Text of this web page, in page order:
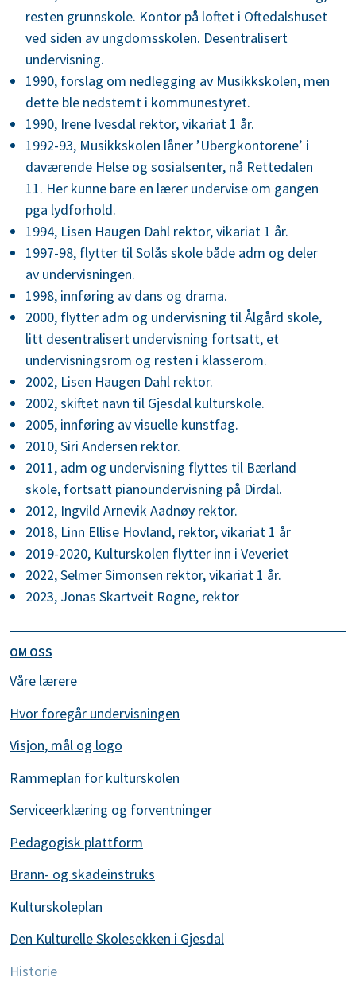
resten grunnskole. Kontor på loftet i Oftedalshuset
ved siden av ungdomsskolen. Desentralisert
undervisning.
1990, forslag om nedlegging av Musikkskolen, men
dette ble nedstemt i kommunestyret.
1990, Irene Ivesdal rektor, vikariat 1 år.
1992-93, Musikkskolen låner ’Ubergkontorene’ i
daværende Helse og sosialsenter, nå Rettedalen
11. Her kunne bare en lærer undervise om gangen
pga lydforhold.
1994, Lisen Haugen Dahl rektor, vikariat 1 år.
1997-98, flytter til Solås skole både adm og deler
av undervisningen.
1998, innføring av dans og drama.
2000, flytter adm og undervisning til Ålgård skole,
litt desentralisert undervisning fortsatt, et
undervisningsrom og resten i klasserom.
2002, Lisen Haugen Dahl rektor.
2002, skiftet navn til Gjesdal kulturskole.
2005, innføring av visuelle kunstfag.
2010, Siri Andersen rektor.
2011, adm og undervisning flyttes til Bærland
skole, fortsatt pianoundervisning på Dirdal.
2012, Ingvild Arnevik Aadnøy rektor.
2018, Linn Ellise Hovland, rektor, vikariat 1 år
2019-2020, Kulturskolen flytter inn i Veveriet
2022, Selmer Simonsen rektor, vikariat 1 år.
2023, Jonas Skartveit Rogne, rektor
OM OSS
Våre lærere
Hvor foregår undervisningen
Visjon, mål og logo
Rammeplan for kulturskolen
Serviceerklæring og forventninger
Pedagogisk plattform
Brann- og skadeinstruks
Kulturskoleplan
Den Kulturelle Skolesekken i Gjesdal
Historie